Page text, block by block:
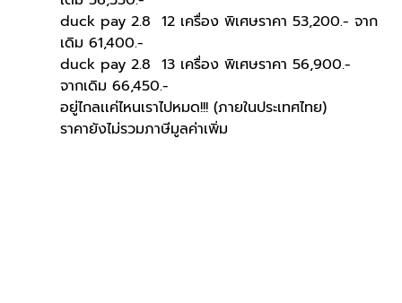
duck pay 2.8  12 เครื่อง พิเศษราคา 53,200.- จาก
เดิม 61,400.-
duck pay 2.8  13 เครื่อง พิเศษราคา 56,900.-
จากเดิม 66,450.-
อยู่ไกลเเค่ไหนเราไปหมด!!! (ภายในประเทศไทย)
ราคายังไม่รวมภาษีมูลค่าเพิ่ม